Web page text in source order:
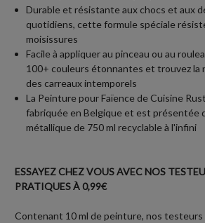
Durable et résistante aux chocs et aux
quotidiens, cette formule spéciale
moisissures
Facile à appliquer au pinceau ou au
100+ couleurs étonnantes et trouvez la
des carreaux intemporels
La Peinture pour Faïence de Cuisine
fabriquée en Belgique et est présentée
métallique de 750 ml recyclable à l'infini
ESSAYEZ CHEZ VOUS AVEC NOS
PRATIQUES À 0,99€
Contenant 10 ml de peinture, nos testeurs